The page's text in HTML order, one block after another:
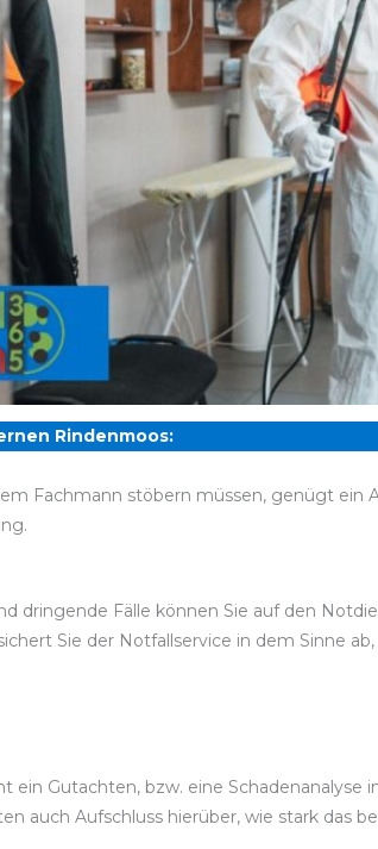
Rindenmoos:
Fachmann stöbern müssen, genügt ein
dringende Fälle können Sie auf den
Sie der Notfallservice in dem Sinne
ein Gutachten, bzw. eine
auch Aufschluss hierüber, wie stark das